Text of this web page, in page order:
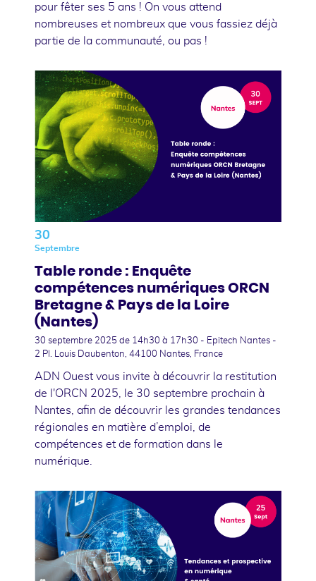
pour fêter ses 5 ans ! On vous attend
nombreuses et nombreux que vous fassiez déjà
partie de la communauté, ou pas !
30
Septembre
Table ronde : Enquête
compétences numériques ORCN
Bretagne & Pays de la Loire
(Nantes)
30 septembre 2025 de 14h30 à 17h30 - Epitech Nantes -
2 Pl. Louis Daubenton, 44100 Nantes, France
ADN Ouest vous invite à découvrir la restitution
de l'ORCN 2025, le 30 septembre prochain à
Nantes, afin de découvrir les grandes tendances
régionales en matière d’emploi, de
compétences et de formation dans le
numérique.